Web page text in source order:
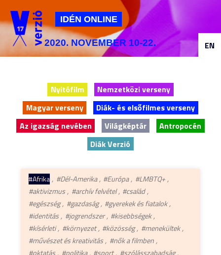
Jump to navigation
IDÉN ONLINE
2020. NOVEMBER 10-22.
Nyitófilm
Nemzetközi verseny
Magyar verseny
Diák- és elsőfilmes verseny
Az igazság nevében
Világképtár
Antropocén
Diák Verzió
#Afrika #Dél-Amerika #Európa
#LMBTQ+
#aktivizmus
#archív felvétel
#család
#egészség
#gazdaság
#gyerekek és fiatalok
#identitás
#jogrendszer
#kisebbségek
#kísérleti
#környezet #közösség
#menekültek
#művészet és kreativitás
#nők a filmben
EN